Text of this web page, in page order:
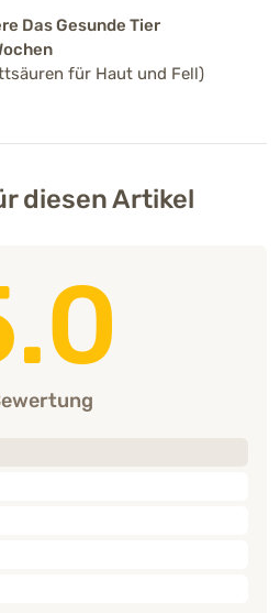
Das Gesunde Tier
für Haut und Fell)
diesen Artikel